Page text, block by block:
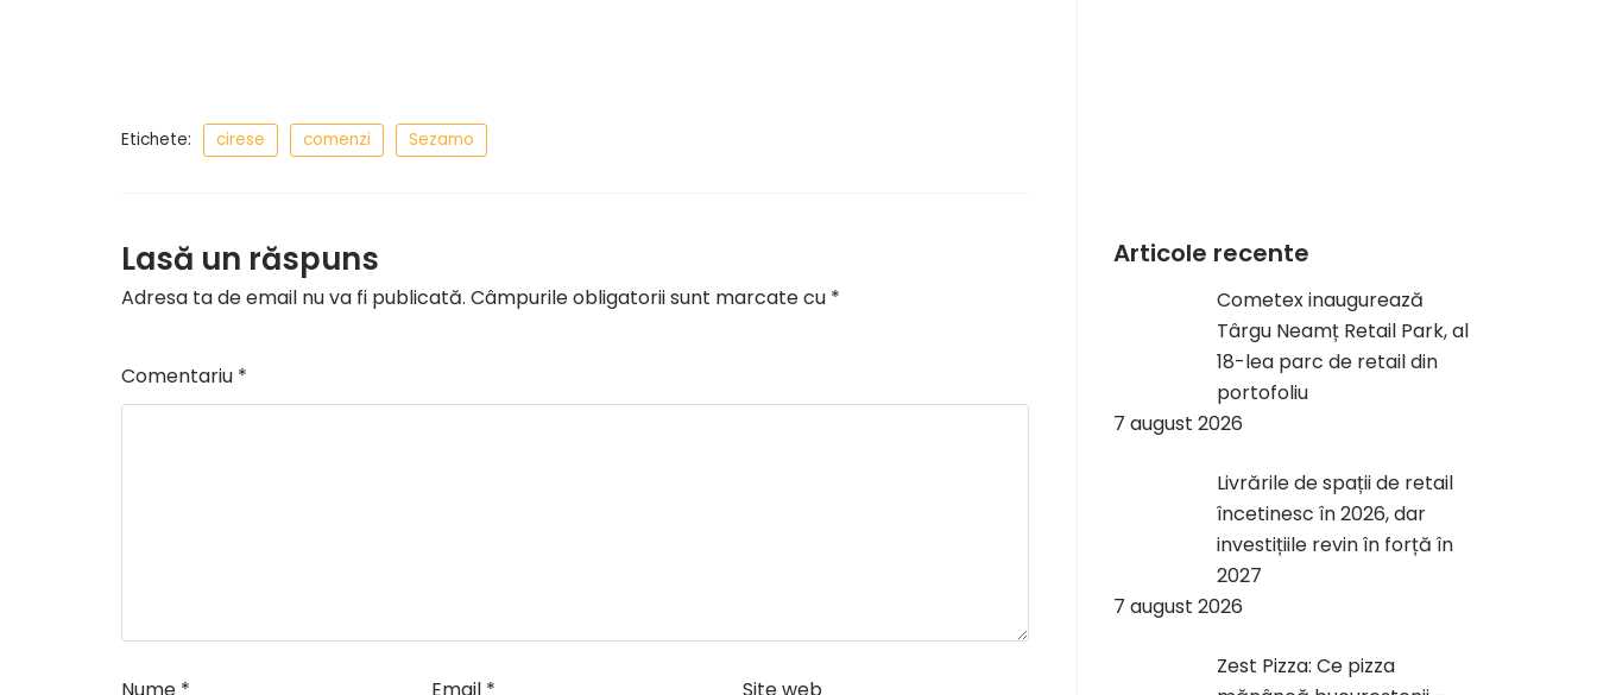
Etichete: cirese comenzi Sezamo
Lasă un răspuns
Adresa ta de email nu va fi publicată. Câmpurile obligatorii sunt marcate cu *
Comentariu *
Nume * Email * Site web
Articole recente
Cometex inaugurează
Târgu Neamț Retail Park, al
18-lea parc de retail din
portofoliu
7 august 2026
Livrările de spații de retail
încetinesc în 2026, dar
investițiile revin în forță în
2027
7 august 2026
Zest Pizza: Ce pizza